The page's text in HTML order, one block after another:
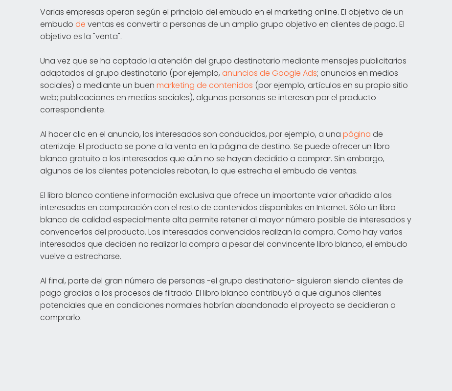
Varias empresas operan según el principio del embudo en el marketing online. El objetivo de un
embudo de ventas es convertir a personas de un amplio grupo objetivo en clientes de pago. El
objetivo es la "venta".
Una vez que se ha captado la atención del grupo destinatario mediante mensajes publicitarios
adaptados al grupo destinatario (por ejemplo, anuncios de Google Ads; anuncios en medios
sociales) o mediante un buen marketing de contenidos (por ejemplo, artículos en su propio sitio
web; publicaciones en medios sociales), algunas personas se interesan por el producto
correspondiente.
Al hacer clic en el anuncio, los interesados son conducidos, por ejemplo, a una página de
aterrizaje. El producto se pone a la venta en la página de destino. Se puede ofrecer un libro
blanco gratuito a los interesados que aún no se hayan decidido a comprar. Sin embargo,
algunos de los clientes potenciales rebotan, lo que estrecha el embudo de ventas.
El libro blanco contiene información exclusiva que ofrece un importante valor añadido a los
interesados en comparación con el resto de contenidos disponibles en Internet. Sólo un libro
blanco de calidad especialmente alta permite retener al mayor número posible de interesados y
convencerlos del producto. Los interesados convencidos realizan la compra. Como hay varios
interesados que deciden no realizar la compra a pesar del convincente libro blanco, el embudo
vuelve a estrecharse.
Al final, parte del gran número de personas -el grupo destinatario- siguieron siendo clientes de
pago gracias a los procesos de filtrado. El libro blanco contribuyó a que algunos clientes
potenciales que en condiciones normales habrían abandonado el proyecto se decidieran a
comprarlo.